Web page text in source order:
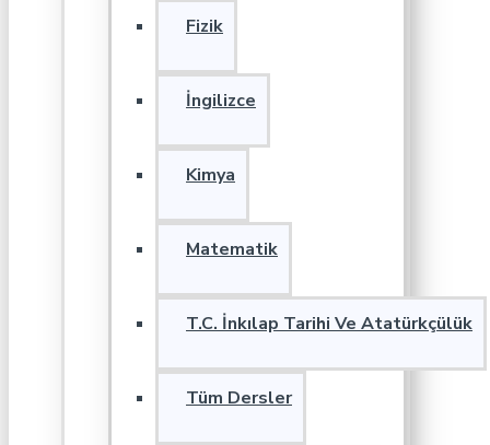
Fizik
İngilizce
Kimya
Matematik
T.C. İnkılap Tarihi Ve Atatürkçülük
Tüm Dersler